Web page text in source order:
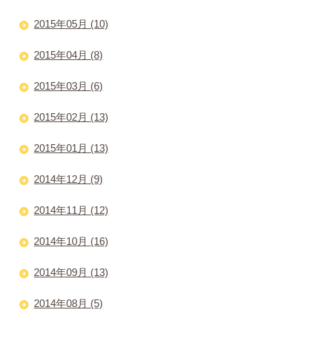
2015年05月 (10)
2015年04月 (8)
2015年03月 (6)
2015年02月 (13)
2015年01月 (13)
2014年12月 (9)
2014年11月 (12)
2014年10月 (16)
2014年09月 (13)
2014年08月 (5)